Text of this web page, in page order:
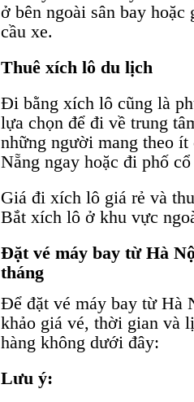
ở bên ngoài sân bay
cầu xe.
Thuê xích lô du lịch
Đi bằng xích lô cũng là
lựa chọn để đi về trung
những người mang theo
Nẵng ngay hoặc đi phố
Giá đi xích lô giá rẻ và
Bắt xích lô ở khu vực
Đặt vé máy bay từ Hà
tháng
Để đặt vé máy bay từ Hà
khảo giá vé, thời gian và
hàng không dưới đây:
Lưu ý: